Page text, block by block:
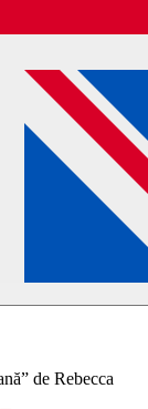
de Rebecca